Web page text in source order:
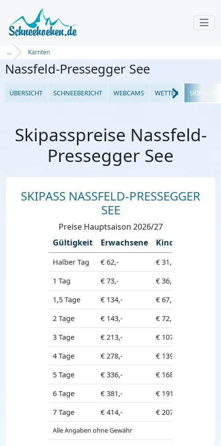
... Kärnten
Nassfeld-Pressegger See
ÜBERSICHT SCHNEEBERICHT WEBCAMS WETTER
Skipasspreise Nassfeld-
Pressegger See
SKIPASS NASSFELD-PRESSEGGER
SEE
Preise Hauptsaison 2026/27
Gültigkeit
Erwachsene Kinder
Halber Tag € 62,- € 31,-
1 Tag
€ 73,- € 36,50
1,5 Tage
€ 134,- € 67,-
2 Tage
€ 143,- € 72,-
3 Tage
€ 213,- € 107,-
4 Tage
€ 278,- € 139,-
5 Tage
€ 336,- € 168,-
6 Tage
€ 381,- € 191,-
7 Tage
€ 414,- € 207,-
Alle Angaben ohne Gewähr